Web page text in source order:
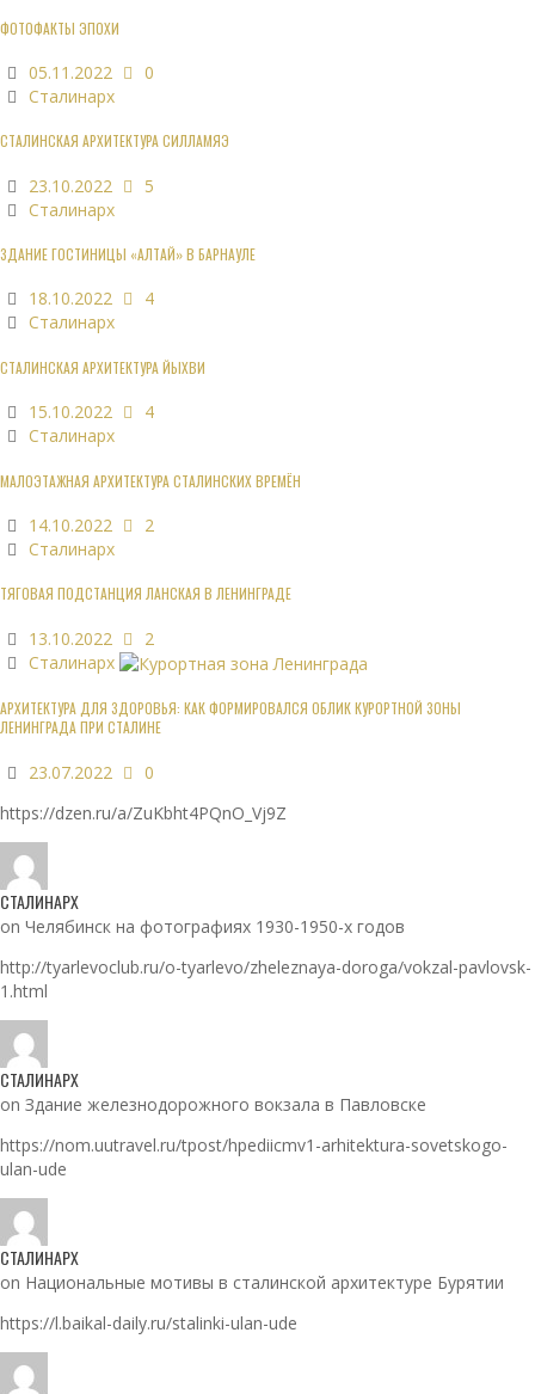
ФОТОФАКТЫ ЭПОХИ
05.11.2022
0
Сталинарх
СТАЛИНСКАЯ АРХИТЕКТУРА СИЛЛАМЯЭ
23.10.2022
5
Сталинарх
ЗДАНИЕ ГОСТИНИЦЫ «АЛТАЙ» В БАРНАУЛЕ
18.10.2022
4
Сталинарх
СТАЛИНСКАЯ АРХИТЕКТУРА ЙЫХВИ
15.10.2022
4
Сталинарх
МАЛОЭТАЖНАЯ АРХИТЕКТУРА СТАЛИНСКИХ ВРЕМЁН
14.10.2022
2
Сталинарх
ТЯГОВАЯ ПОДСТАНЦИЯ ЛАНСКАЯ В ЛЕНИНГРАДЕ
13.10.2022
2
Сталинарх
АРХИТЕКТУРА ДЛЯ ЗДОРОВЬЯ: КАК ФОРМИРОВАЛСЯ ОБЛИК КУРОРТНОЙ ЗОНЫ
ЛЕНИНГРАДА ПРИ СТАЛИНЕ
23.07.2022
0
https://dzen.ru/a/ZuKbht4PQnO_Vj9Z
СТАЛИНАРХ
on Челябинск на фотографиях 1930-1950-х годов
http://tyarlevoclub.ru/o-tyarlevo/zheleznaya-doroga/vokzal-pavlovsk-
1.html
СТАЛИНАРХ
on Здание железнодорожного вокзала в Павловске
https://nom.uutravel.ru/tpost/hpediicmv1-arhitektura-sovetskogo-
ulan-ude
СТАЛИНАРХ
on Национальные мотивы в сталинской архитектуре Бурятии
https://l.baikal-daily.ru/stalinki-ulan-ude